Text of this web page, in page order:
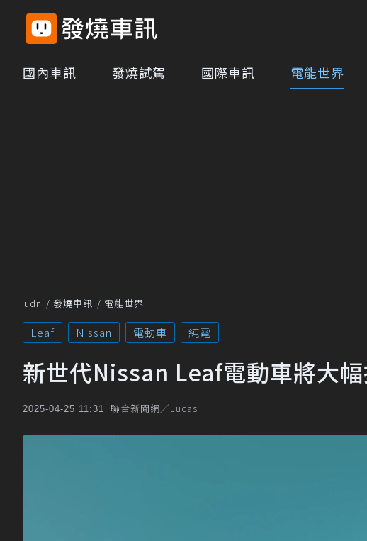
國內車訊 發燒試駕 國際車訊 電能世界
udn 發燒車訊 電能世界
Leaf Nissan 電動車 純電
新世代Nissan Leaf電動車將大幅
2025-04-25 11:31 聯合新聞網／Lucas